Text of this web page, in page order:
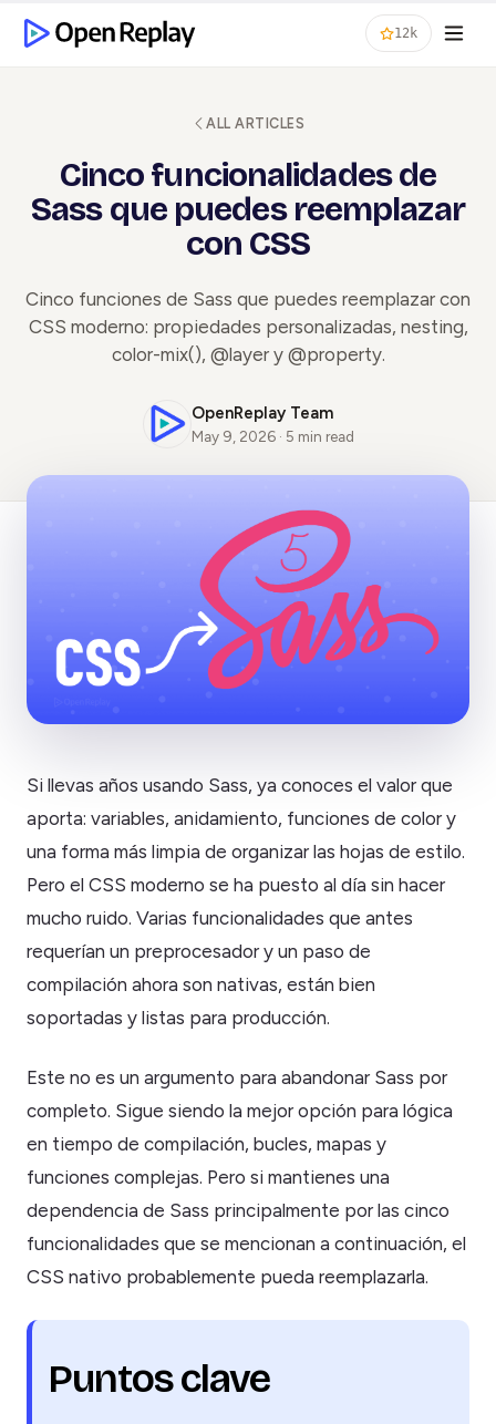
12k
ALL ARTICLES
Cinco funcionalidades de
Sass que puedes reemplazar
con CSS
Cinco funciones de Sass que puedes reemplazar con
CSS moderno: propiedades personalizadas, nesting,
color-mix(), @layer y @property.
OpenReplay Team
May 9, 2026 · 5 min read
Si llevas años usando Sass, ya conoces el valor que
aporta: variables, anidamiento, funciones de color y
una forma más limpia de organizar las hojas de estilo.
Pero el CSS moderno se ha puesto al día sin hacer
mucho ruido. Varias funcionalidades que antes
requerían un preprocesador y un paso de
compilación ahora son nativas, están bien
soportadas y listas para producción.
Este no es un argumento para abandonar Sass por
completo. Sigue siendo la mejor opción para lógica
en tiempo de compilación, bucles, mapas y
funciones complejas. Pero si mantienes una
dependencia de Sass principalmente por las cinco
funcionalidades que se mencionan a continuación, el
CSS nativo probablemente pueda reemplazarla.
Puntos clave